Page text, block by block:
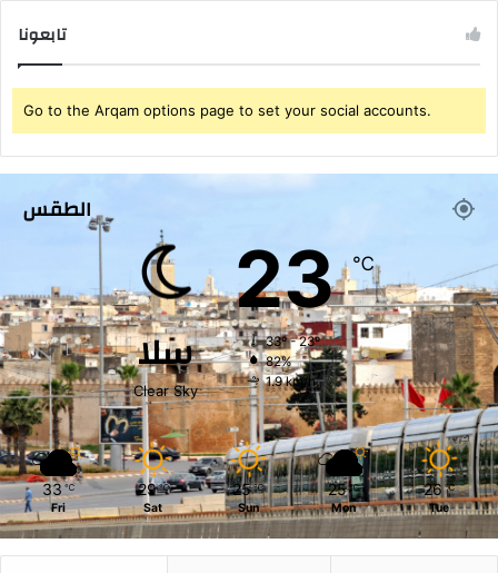
م
ص
ي
تابعونا
Go to the Arqam options page to set your social accounts.
الطقس
سلا
Clear Sky
23℃
33º - 23º
82%
1.9 km/h
33 ℃
Fri
29 ℃
Sat
25 ℃
Sun
25 ℃
Mon
26 ℃
Tue